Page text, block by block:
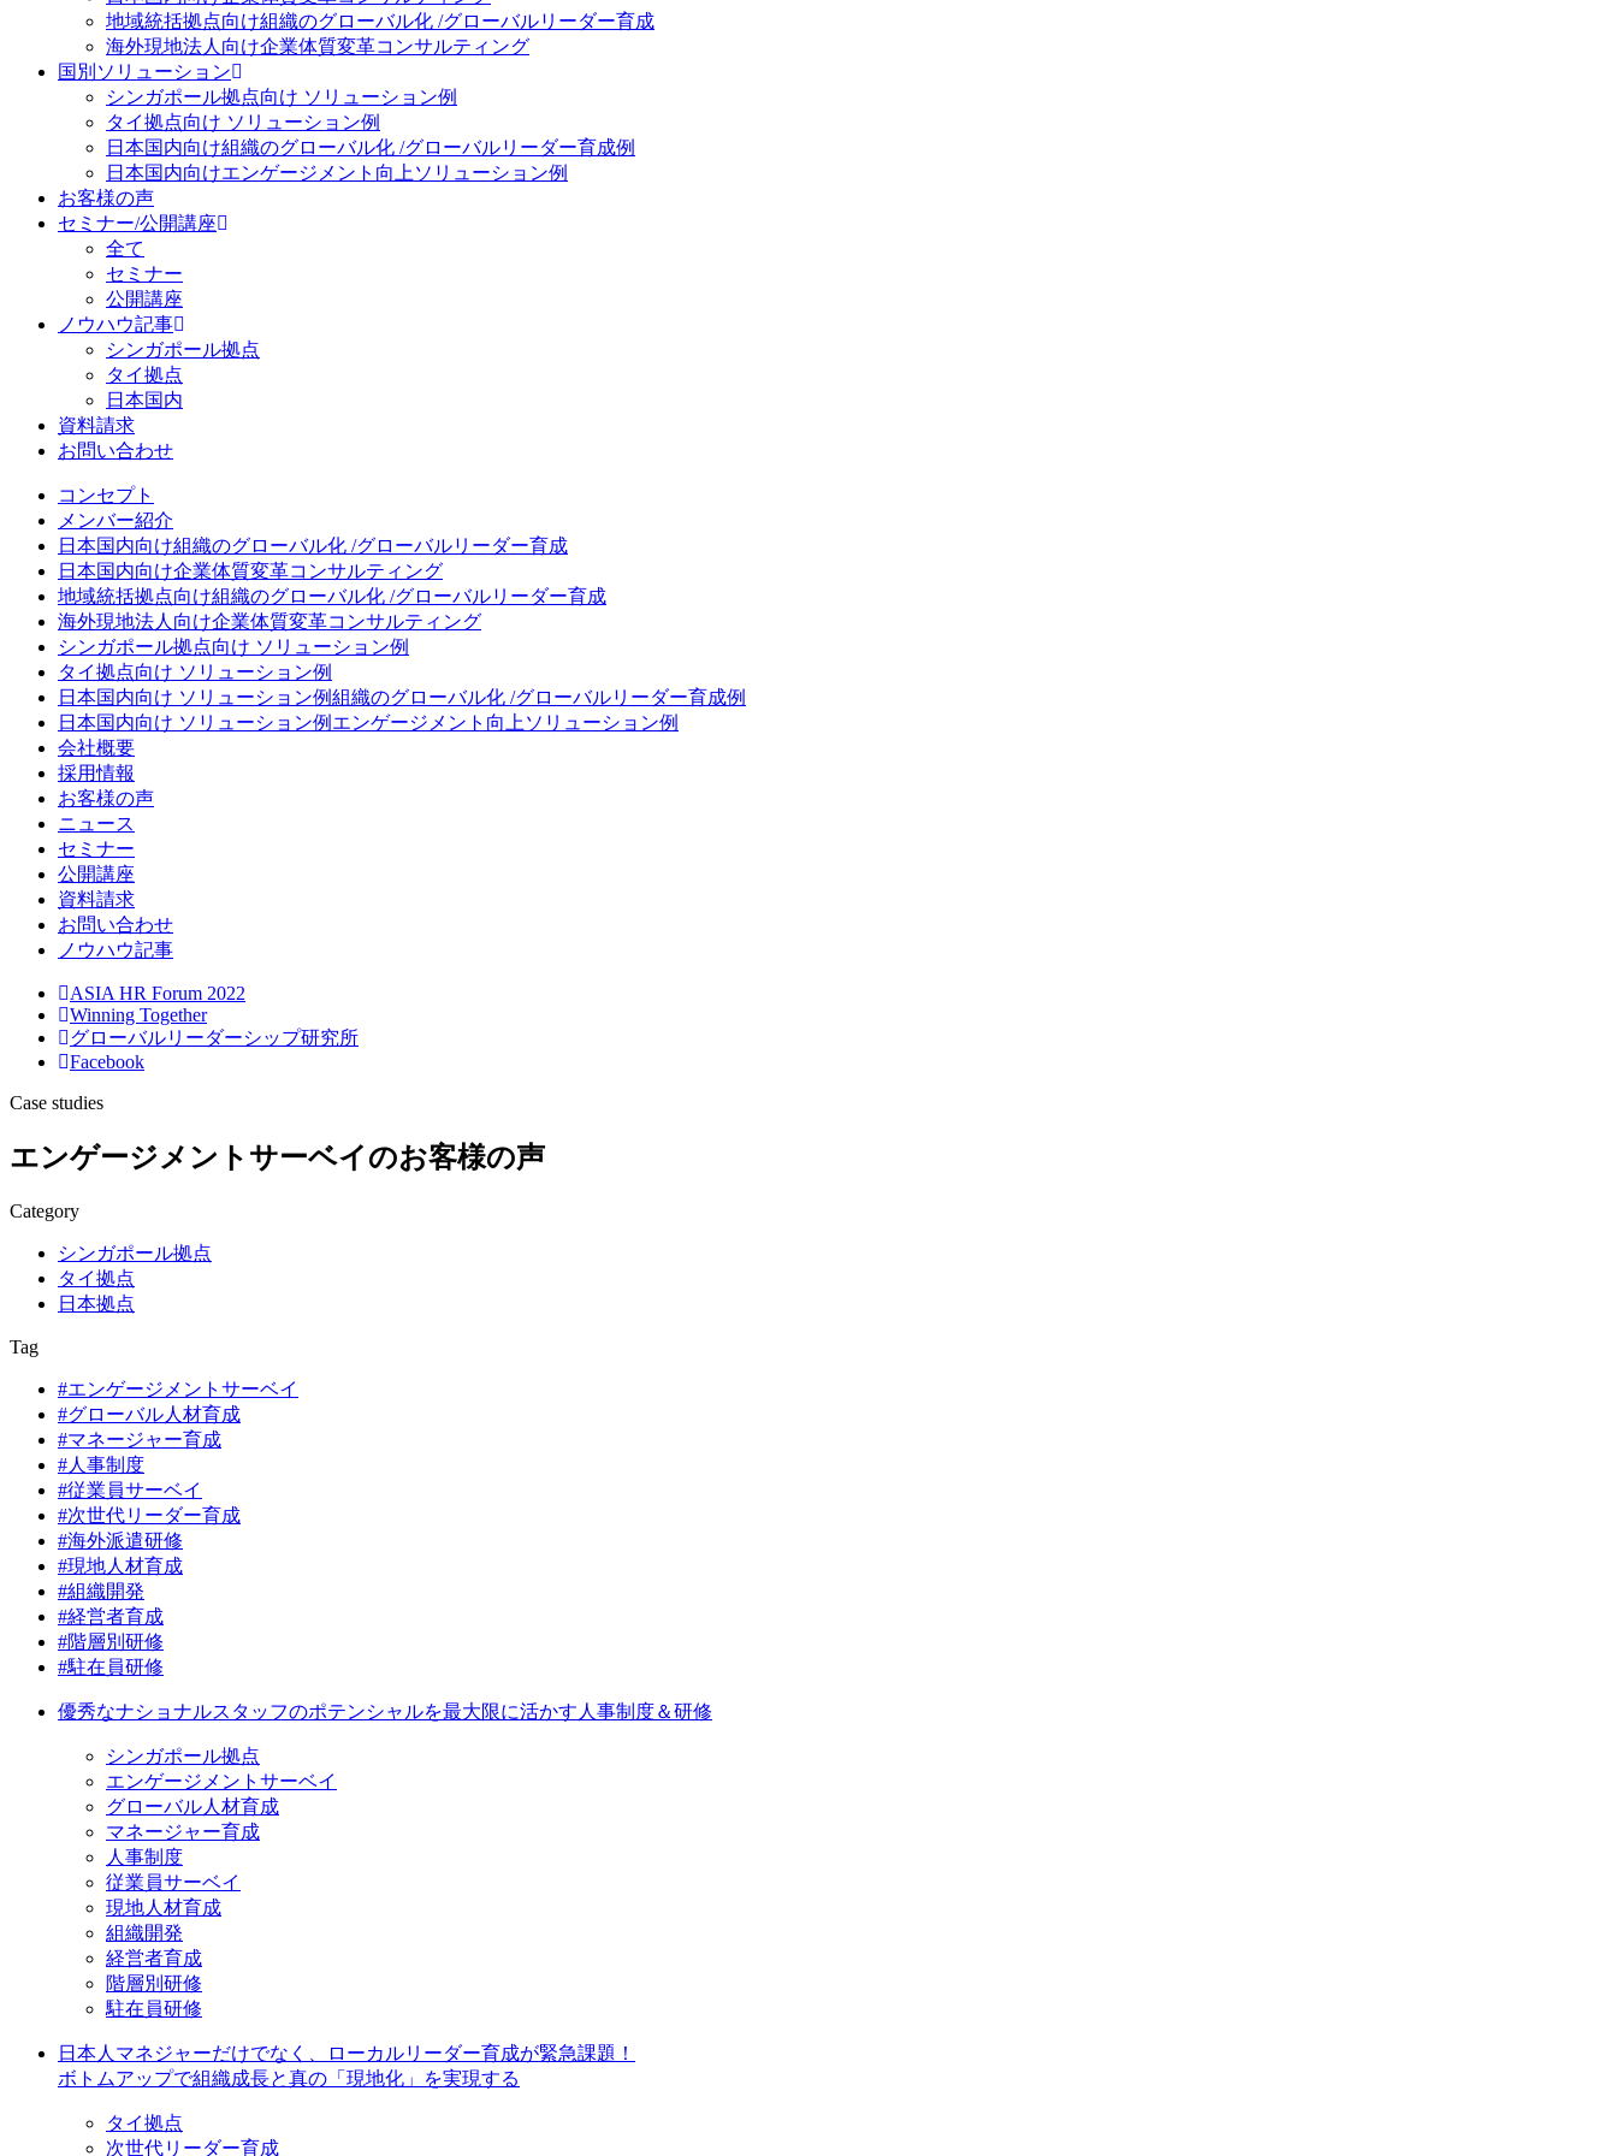
地域統括拠点向け組織のグローバル化 /グローバルリーダー育成
海外現地法人向け企業体質変革コンサルティング
国別ソリューション
シンガポール拠点向け ソリューション例
タイ拠点向け ソリューション例
日本国内向け組織のグローバル化 /グローバルリーダー育成例
日本国内向けエンゲージメント向上ソリューション例
お客様の声
セミナー/公開講座
全て
セミナー
公開講座
ノウハウ記事
シンガポール拠点
タイ拠点
日本国内
資料請求
お問い合わせ
コンセプト
メンバー紹介
日本国内向け組織のグローバル化 /グローバルリーダー育成
日本国内向け企業体質変革コンサルティング
地域統括拠点向け組織のグローバル化 /グローバルリーダー育成
海外現地法人向け企業体質変革コンサルティング
シンガポール拠点向け ソリューション例
タイ拠点向け ソリューション例
日本国内向け ソリューション例組織のグローバル化 /グローバルリーダー育成例
日本国内向け ソリューション例 エンゲージメント向上ソリューション例
会社概要
採用情報
お客様の声
ニュース
セミナー
公開講座
資料請求
お問い合わせ
ノウハウ記事
ASIA HR Forum 2022
Winning Together
グローバルリーダーシップ研究所
Facebook
Case studies
エンゲージメントサーベイのお客様の声
Category
シンガポール拠点
タイ拠点
日本拠点
Tag
#エンゲージメントサーベイ
#グローバル人材育成
#マネージャー育成
#人事制度
#従業員サーベイ
#次世代リーダー育成
#海外派遣研修
#現地人材育成
#組織開発
#経営者育成
#階層別研修
#駐在員研修
優秀なナショナルスタッフのポテンシャルを最大限に活かす人事制度＆研修
シンガポール拠点
エンゲージメントサーベイ
グローバル人材育成
マネージャー育成
人事制度
従業員サーベイ
現地人材育成
組織開発
経営者育成
階層別研修
駐在員研修
日本人マネジャーだけでなく、ローカルリーダー育成が緊急課題！
ボトムアップで組織成長と真の「現地化」を実現する
タイ拠点
次世代リーダー育成